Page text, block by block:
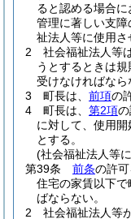
ると認める場合
管理に著しい支
祉法人等に使用さ
2
社会福祉法人等は
うとするときは
受けなければなら
3
町長は、 前項の
4
町長は、 第2項
に対して、使用
とする。
(社会福祉法人等
第39条
前条の許
住宅の家賃以下
ばならない。
2
社会福祉法人等